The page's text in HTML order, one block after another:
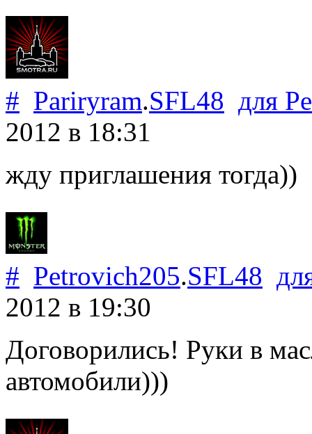
# Pariryram.SFL48 для
2012 в 18:31
жду приглашения тогда))
# Petrovich205.SFL48
2012 в 19:30
Договорились! Руки в
автомобили)))